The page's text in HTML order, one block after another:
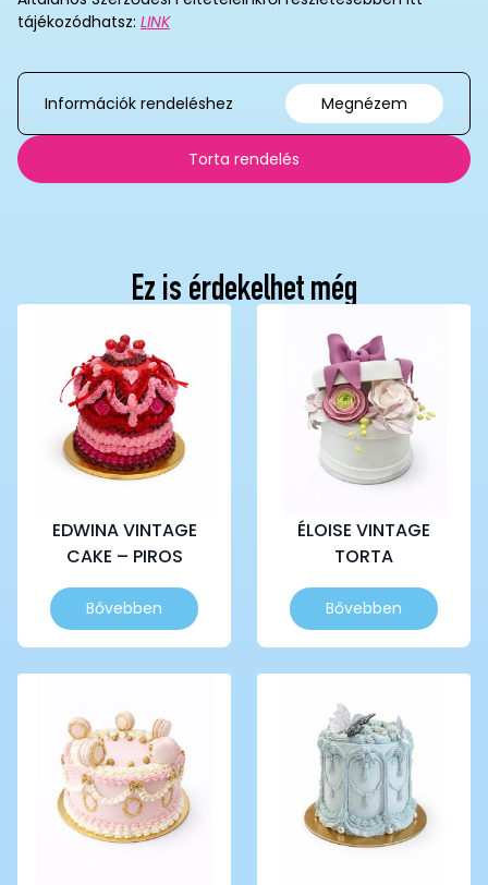
tájékozódhatsz: LINK
Információk rendeléshez Megnézem
Torta rendelés
Ez is érdekelhet még
EDWINA VINTAGE
CAKE – PIROS
Bővebben
ÉLOISE VINTAGE
TORTA
Bővebben
Ennek
a
terméknek
változatok
termékoldalon
választhatók